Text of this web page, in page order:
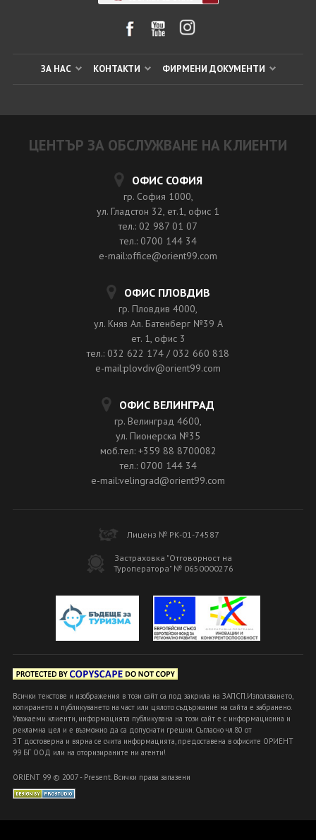
ЗА НАС КОНТАКТИ ФИРМЕНИ ДОКУМЕНТИ
ЦЕНТЪР ЗА ОБСЛУЖВАНЕ НА КЛИЕНТИ
ОФИС СОФИЯ
гр. София 1000,
ул. Гладстон 32, ет.1, офис 1
тел.: 02 987 01 07
тел.: 0700 144 34
e-mail:office@orient99.com
ОФИС ПЛОВДИВ
гр. Пловдив 4000,
ул. Княз Ал. Батенберг №39 A
ет. 1, офис 3
тел.: 032 622 174 / 032 660 818
e-mail:plovdiv@orient99.com
ОФИС ВЕЛИНГРАД
гр. Велинград 4600,
ул. Пионерска №35
моб.тел: +359 88 8700082
тел.: 0700 144 34
e-mail:velingrad@orient99.com
Лиценз № РК-01-74587
Застраховка "Отговорност на
Туроператора" № 0650000276
Всички текстове и изображения в този сайт са под закрила на ЗАПСП.Използването,
копирането и публикуването на част или цялото съдържание на сайта е забранено.
Уважаеми клиенти, информацията публикувана на този сайт е с информационна и
рекламна цел и е възможно да са допуснати грешки. Съгласно чл.80 от
ЗТ достоверна и вярна се счита информацията, предоставена в офисите ОРИЕНТ
99 БГ ООД или на оторизираните ни агенти!
ORIENT 99 © 2007 - Present. Всички права запазени